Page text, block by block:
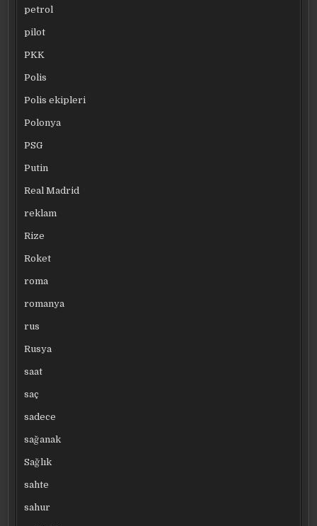
petrol
pilot
PKK
Polis
Polis ekipleri
Polonya
PSG
Putin
Real Madrid
reklam
Rize
Roket
roma
romanya
rus
Rusya
saat
saç
sadece
sağanak
Sağlık
sahte
sahur